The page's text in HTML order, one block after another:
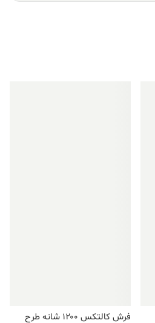
فرش کالتکس ۱۲۰۰ شانه طرح